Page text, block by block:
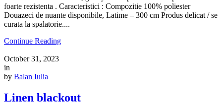
foarte rezistenta . Caracteristici : Compozitie 100% poliester
Douazeci de nuante disponibile, Latime – 300 cm Produs delicat / se
curata la spalatorie....
Continue Reading
October 31, 2023
in
by Balan Iulia
Linen blackout